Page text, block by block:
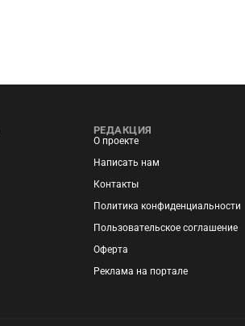
РЕДАКЦИЯ
О проекте
Написать нам
Контакты
Политика конфиденциальности
Пользовательское соглашение
Оферта
Реклама на портале